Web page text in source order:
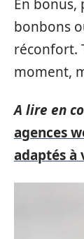
En bonus,
bonbons
réconfort.
moment,
A lire en
agences
adaptés à